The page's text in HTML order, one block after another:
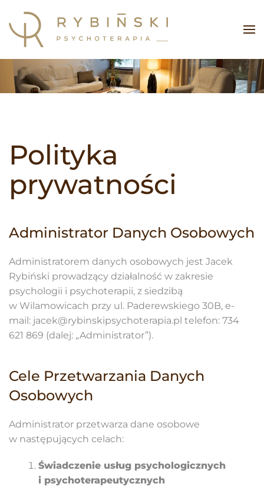
Skip
main
content
Polityka
prywatności
Administrator Danych Osobowych
Administratorem danych osobowych jest Jacek
Rybiński prowadzący działalność w zakresie
psychologii i psychoterapii, z siedzibą
w Wilamowicach przy ul. Paderewskiego 30B, e-
mail: jacek@rybinskipsychoterapia.pl telefon: 734
621 869 (dalej: „Administrator”).
Cele Przetwarzania Danych
Osobowych
Administrator przetwarza dane osobowe
w następujących celach:
Świadczenie usług psychologicznych
i psychoterapeutycznych